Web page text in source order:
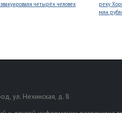
эвакуировали четырёх человек
реку
млн
ул. Нехинская, д. 8